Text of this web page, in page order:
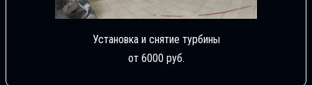
Установка и снятие турбины
от 6000 руб.